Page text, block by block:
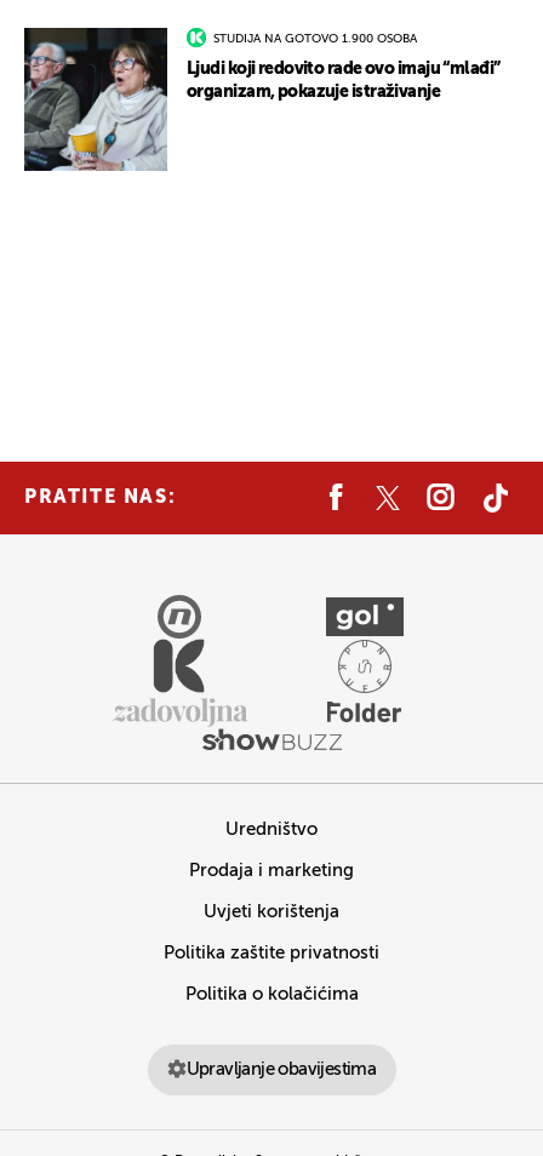
STUDIJA NA GOTOVO 1.900 OSOBA
Ljudi koji redovito rade ovo imaju “mlađi”
organizam, pokazuje istraživanje
PRATITE NAS:
Uredništvo
Prodaja i marketing
Uvjeti korištenja
Politika zaštite privatnosti
Politika o kolačićima
Upravljanje obavijestima